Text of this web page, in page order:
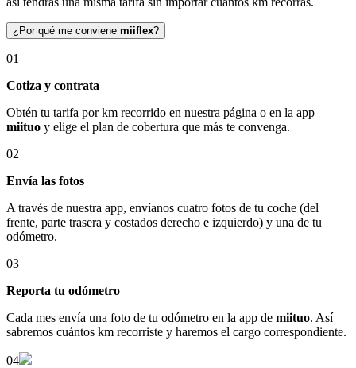
¿Por qué me conviene miiflex?
01
Cotiza y contrata
Obtén tu tarifa por km recorrido en nuestra página o en la app
miituo y elige el plan de cobertura que más te convenga.
02
Envía las fotos
A través de nuestra app, envíanos cuatro fotos de tu coche (del
frente, parte trasera y costados derecho e izquierdo) y una de tu
odómetro.
03
Reporta tu odómetro
Cada mes envía una foto de tu odómetro en la app de miituo. Así
sabremos cuántos km recorriste y haremos el cargo correspondiente.
04